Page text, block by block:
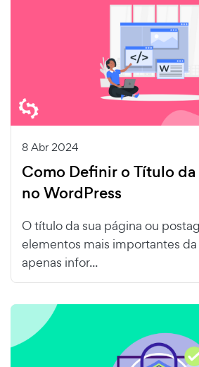
8 Abr 2024
Como Definir o Título da
no WordPress
O título da sua página ou
elementos mais importantes
apenas infor...